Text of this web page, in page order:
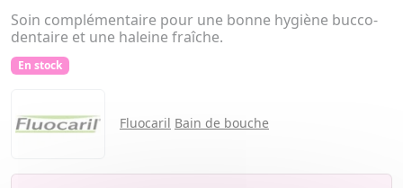
Soin complémentaire pour une bonne hygiène bucco-
dentaire et une haleine fraîche.
En stock
Fluocaril Bain de bouche